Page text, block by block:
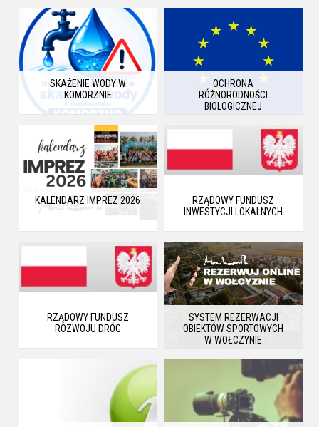
SKAŻENIE WODY W
KOMORZNIE
OCHRONA
RÓŻNORODNOŚCI
BIOLOGICZNEJ
KALENDARZ IMPREZ 2026
RZĄDOWY FUNDUSZ
INWESTYCJI LOKALNYCH
RZĄDOWY FUNDUSZ
ROZWOJU DRÓG
SYSTEM REZERWACJI
OBIEKTÓW SPORTOWYCH
W WOŁCZYNIE